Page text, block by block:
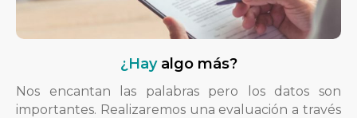
¿Hay algo más?
Nos encantan las palabras pero los datos son
importantes. Realizaremos una evaluación a través